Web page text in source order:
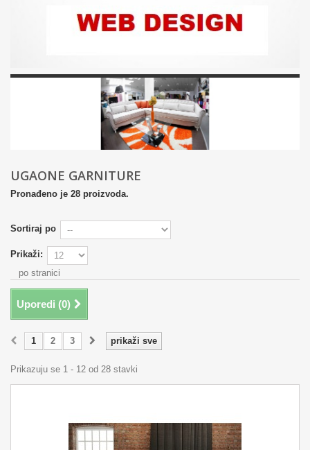
UGAONE GARNITURE
Pronađeno je 28 proizvoda.
Sortiraj po
Prikaži:
po stranici
Uporedi (0)
prikaži sve
1 2 3
Prikazuju se 1 - 12 od 28 stavki